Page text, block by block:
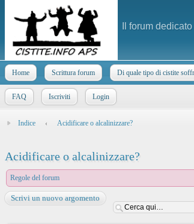
Il forum
Home Scrittura forum Di quale tipo di cistite
FAQ Iscriviti Login
Indice ‹ Acidificare o alcalinizzare?
Acidificare o alcalinizzare?
Regole del forum
Scrivi un nuovo argomento